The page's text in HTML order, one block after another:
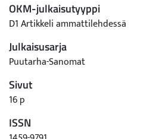
OKM-julkaisutyyppi
D1 Artikkeli ammattilehdessä
Julkaisusarja
Puutarha-Sanomat
Sivut
16 p
ISSN